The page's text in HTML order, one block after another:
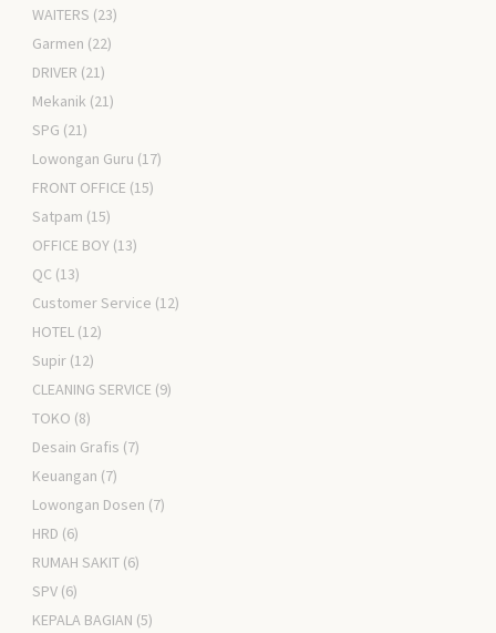
WAITERS (23)
Garmen (22)
DRIVER (21)
Mekanik (21)
SPG (21)
Lowongan Guru (17)
FRONT OFFICE (15)
Satpam (15)
OFFICE BOY (13)
QC (13)
Customer Service (12)
HOTEL (12)
Supir (12)
CLEANING SERVICE (9)
TOKO (8)
Desain Grafis (7)
Keuangan (7)
Lowongan Dosen (7)
HRD (6)
RUMAH SAKIT (6)
SPV (6)
KEPALA BAGIAN (5)